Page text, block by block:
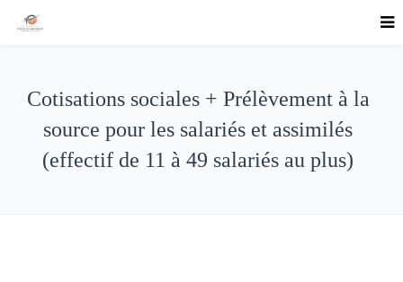
Cotisations sociales + Prélèvement à la
source pour les salariés et assimilés
(effectif de 11 à 49 salariés au plus)